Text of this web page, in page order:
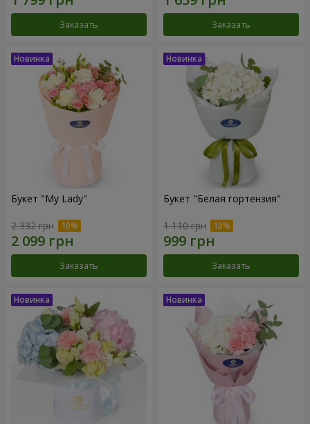
Заказать Заказать
Букет "My Lady"
2 332 грн
Заказать
Букет "Белая гортензия"
1 110 грн
Заказать